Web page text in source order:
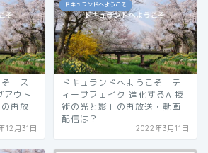
「ス
アウト
再放
12月31日
ドキュランドへようこそ
ドキュランドへようこそ「デ
ィープフェイク 進化するAI技
術の光と影」の再放送・動画
配信は？
2022年3月11日